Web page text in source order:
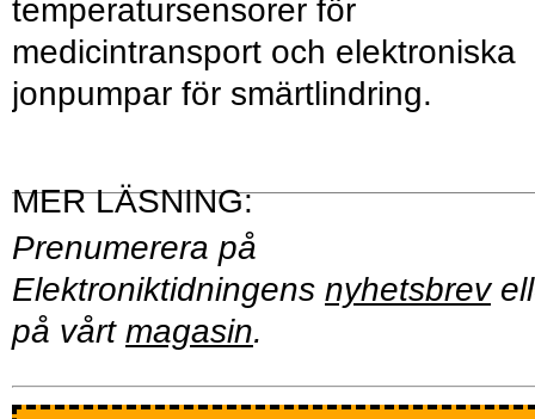
temperatursensorer för
medicintransport och elektroniska
jonpumpar för smärtlindring.
Prenumerera på
Elektroniktidningens nyhetsbrev
på vårt magasin.